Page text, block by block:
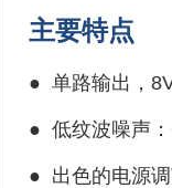
主要特点
● 单路输出，
● 低纹波噪声：
● 出色的电源